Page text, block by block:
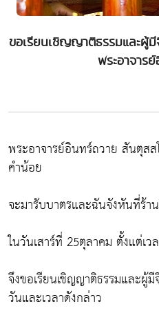
ขอเรียนเชิญญาติธรรมและผู้
พระอาจาร
พระอาจารย์อินทร์ถวาย สันตุส
คำน้อย
จะมารับบาตรและฉันจังหันที่ร้า
ในวันเสาร์ที่ 25ตุลาคม ตั้งแต่เว
จึงขอเรียนเชิญญาติธรรมและผู้
วันและเวลาดังกล่าว